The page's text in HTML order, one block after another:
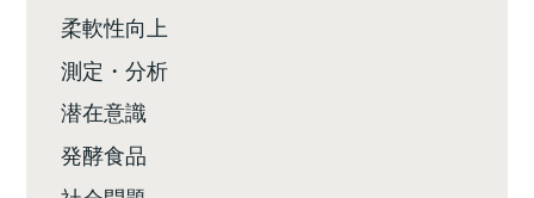
柔軟性向上
測定・分析
潜在意識
発酵食品